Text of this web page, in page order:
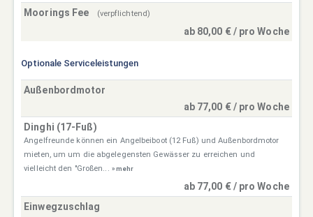
Moorings Fee
(verpflichtend)
ab 80,00 € / pro Woche
Optionale Serviceleistungen
Außenbordmotor
ab 77,00 € / pro Woche
Dinghi (17-Fuß)
Angelfreunde können ein Angelbeiboot (12 Fuß) und Außenbordmotor
mieten, um um die abgelegensten Gewässer zu erreichen und
vielleicht den "Großen... » mehr
ab 77,00 € / pro Woche
Einwegzuschlag